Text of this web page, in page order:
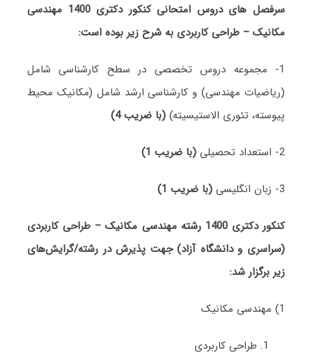
سرفصل های دروس امتحانی کنکور دکتری 1400 مهندسی
مکانیک – طراحی کاربردی به شرح زیر بوده است:
1- مجموعه دروس تخصصی در سطح کارشناسی شامل
(ریاضیات مهندسی) و کارشناسی ارشد شامل (مکانیک محیط
پیوسته، تئوری الاستیسیته) (با ضریب 4)
2- استعداد تحصیلی (با ضریب 1)
3- زبان انگلیسی (با ضریب 1)
کنکور دکتری 1400 رشته مهندسی مکانیک – طراحی کاربردی
(سراسری و دانشگاه آزاد) جهت پذیرش در رشته/گرایش‌های
زیر برگزار شد:
1) مهندسی مکانیک
طراحی ﻛﺎرﺑﺮدی